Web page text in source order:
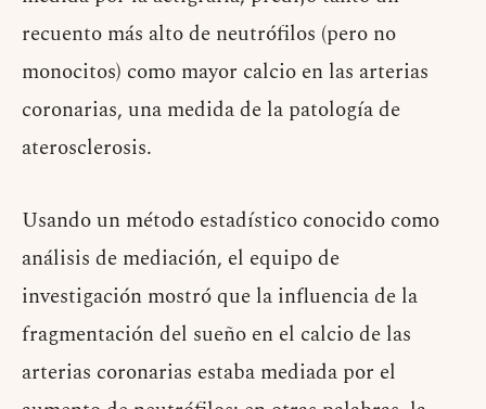
recuento más alto de neutrófilos (pero no
monocitos) como mayor calcio en las arterias
coronarias, una medida de la patología de
aterosclerosis.
Usando un método estadístico conocido como
análisis de mediación, el equipo de
investigación mostró que la influencia de la
fragmentación del sueño en el calcio de las
arterias coronarias estaba mediada por el